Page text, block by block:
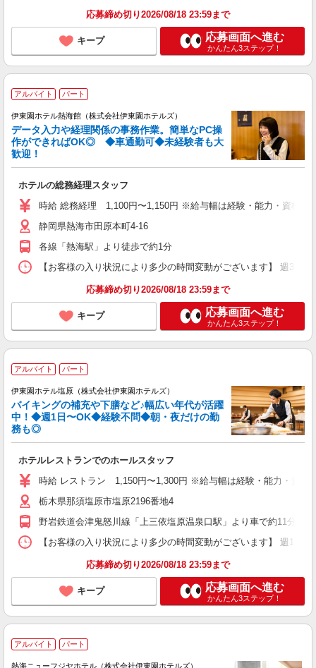
応募締め切り2026/08/18 23:59まで
キープ 応募画面へ進む
かんたん3ステップ！
アルバイト パート
伊東園ホテル熱海館（株式会社伊東園ホテルズ）
データ入力や経理関係の事務作業。簡単なPC操
作ができればOK◎ ◆車通勤可◆未経験者も大
歓迎！
ホテルの総務経理スタッフ
時給 総務経理 1,100円〜1,150円 ※給与幅は経験・能力・資格に
静岡県熱海市田原本町4-16
各線「熱海駅」より徒歩で約1分
【お客様の入り状況により多少の時間変動がございます】 週3日
応募締め切り2026/08/18 23:59まで
キープ 応募画面へ進む
かんたん3ステップ！
アルバイト パート
伊東園ホテル塩原（株式会社伊東園ホテルズ）
バイキングの補充や下膳など♪幅広い年代が活躍
中！◆週1日〜OK◆経験不問◆朝・夜だけの勤
務も◎
ホテルレストランでのホールスタッフ
時給 レストラン 1,150円〜1,300円 ※給与幅は経験・能力・資格
栃木県那須塩原市塩原2196番地4
野岩鉄道会津鬼怒川線「上三依塩原温泉口駅」より車で約11分
【お客様の入り状況により多少の時間変動がございます】 週1
応募締め切り2026/08/18 23:59まで
キープ 応募画面へ進む
かんたん3ステップ！
アルバイト パート
熱海ニューフジヤホテル（株式会社伊東園ホテルズ）